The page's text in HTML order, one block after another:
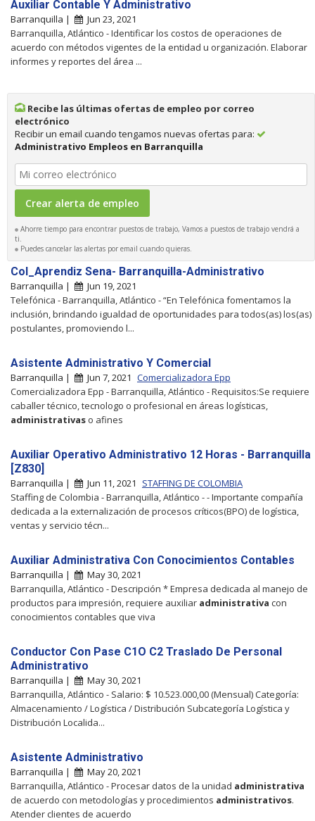
Auxiliar Contable Y Administrativo
Barranquilla |
Jun 23, 2021
Barranquilla, Atlántico - Identificar los costos de operaciones de
acuerdo con métodos vigentes de la entidad u organización. Elaborar
informes y reportes del área ...
Recibe las últimas ofertas de empleo por correo
electrónico
Recibir un email cuando tengamos nuevas ofertas para:
Administrativo Empleos en Barranquilla
Ahorre tiempo para encontrar puestos de trabajo, Vamos a puestos de trabajo vendrá a
ti.
Puedes cancelar las alertas por email cuando quieras.
Col_Aprendiz Sena- Barranquilla-Administrativo
Barranquilla |
Jun 19, 2021
Telefónica - Barranquilla, Atlántico - “En Telefónica fomentamos la
inclusión, brindando igualdad de oportunidades para todos(as) los(as)
postulantes, promoviendo l...
Asistente Administrativo Y Comercial
Barranquilla | Jun 7, 2021 Comercializadora Epp
Comercializadora Epp - Barranquilla, Atlántico - Requisitos:Se requiere
caballer técnico, tecnologo o profesional en áreas logísticas,
administrativas o afines
Auxiliar Operativo Administrativo 12 Horas - Barranquilla
[Z830]
Barranquilla | Jun 11, 2021
STAFFING DE COLOMBIA
Staffing de Colombia - Barranquilla, Atlántico - - Importante compañía
dedicada a la externalización de procesos críticos(BPO) de logística,
ventas y servicio técn...
Auxiliar Administrativa Con Conocimientos Contables
Barranquilla |
May 30, 2021
Barranquilla, Atlántico - Descripción * Empresa dedicada al manejo de
productos para impresión, requiere auxiliar administrativa con
conocimientos contables que viva
Conductor Con Pase C1O C2 Traslado De Personal
Administrativo
Barranquilla |
May 30, 2021
Barranquilla, Atlántico - Salario: $ 10.523.000,00 (Mensual) Categoría:
Almacenamiento / Logística / Distribución Subcategoría Logística y
Distribución Localida...
Asistente Administrativo
Barranquilla |
May 20, 2021
Barranquilla, Atlántico - Procesar datos de la unidad administrativa
de acuerdo con metodologías y procedimientos administrativos.
Atender clientes de acuerdo